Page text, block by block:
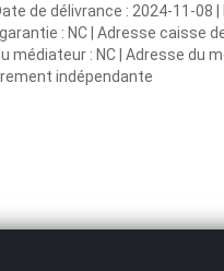
de délivrance : 2024-11-08
: NC | Adresse caisse
médiateur : NC | Adresse du
indépendante